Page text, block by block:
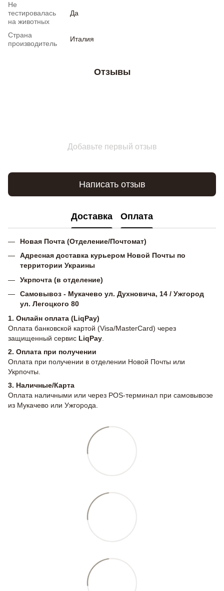
Не
тестировалась
на животных
Да
Страна
производитель
Италия
Отзывы
Добавьте первый отзыв
Написать отзыв
Доставка Оплата
Новая Почта (Отделение/Почтомат)
Адресная доставка курьером Новой Почты по
территории Украины
Укрпочта (в отделение)
Самовывоз - Мукачево ул. Духновича, 14 / Ужгород
ул. Легоцкого 80
1. Онлайн оплата (LiqPay)
Оплата банковской картой (Visa/MasterCard) через
защищенный сервис LiqPay
2. Оплата при получении
Оплата при получении в отделении Новой Почты или
Укрпочты.
3. Наличные/Карта
Оплата наличными или через POS-терминал при самовывозе
из Мукачево или Ужгорода.